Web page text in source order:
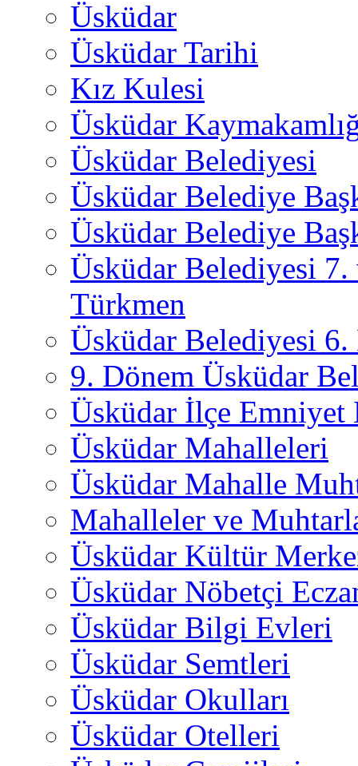
Üsküdar
Üsküdar Tarihi
Kız Kulesi
Üsküdar
Üsküdar Belediyesi
Üsküdar Belediye
Üsküdar Belediye
Üsküdar Belediyesi
Türkmen
Üsküdar Belediyesi 6.
9. Dönem Üsküdar
Üsküdar İlçe
Üsküdar Mahalleleri
Üsküdar Mahalle
Mahalleler ve
Üsküdar Kültür
Üsküdar Nöbetçi
Üsküdar Bilgi Evleri
Üsküdar Semtleri
Üsküdar Okulları
Üsküdar Otelleri